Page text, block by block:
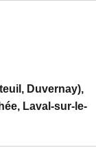
Duvernay),
Laval-sur-le-